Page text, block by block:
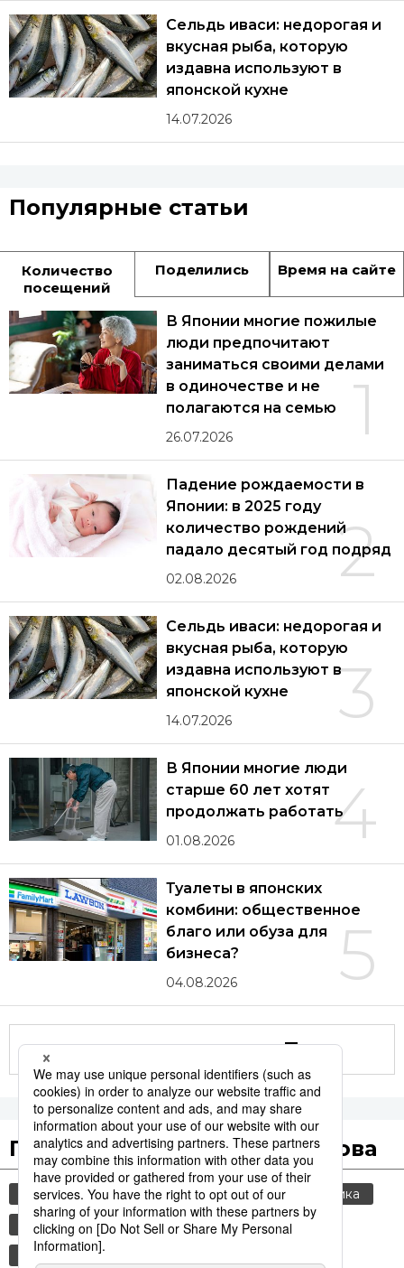
Сельдь иваси: недорогая и
вкусная рыба, которую
издавна используют в
японской кухне
14.07.2026
Популярные статьи
Количество
посещений
Поделились Время на сайте
1
В Японии многие пожилые
люди предпочитают
заниматься своими делами
в одиночестве и не
полагаются на семью
26.07.2026
2
Падение рождаемости в
Японии: в 2025 году
количество рождений
падало десятый год подряд
02.08.2026
3
Сельдь иваси: недорогая и
вкусная рыба, которую
издавна используют в
японской кухне
14.07.2026
4
В Японии многие люди
старше 60 лет хотят
продолжать работать
01.08.2026
5
Туалеты в японских
комбини: общественное
благо или обуза для
бизнеса?
04.08.2026
Другие статьи по теме
Популярные поисковые слова
общество культура jiji press
политика
история
технологии
еда и напитки
туризм
японская кухня